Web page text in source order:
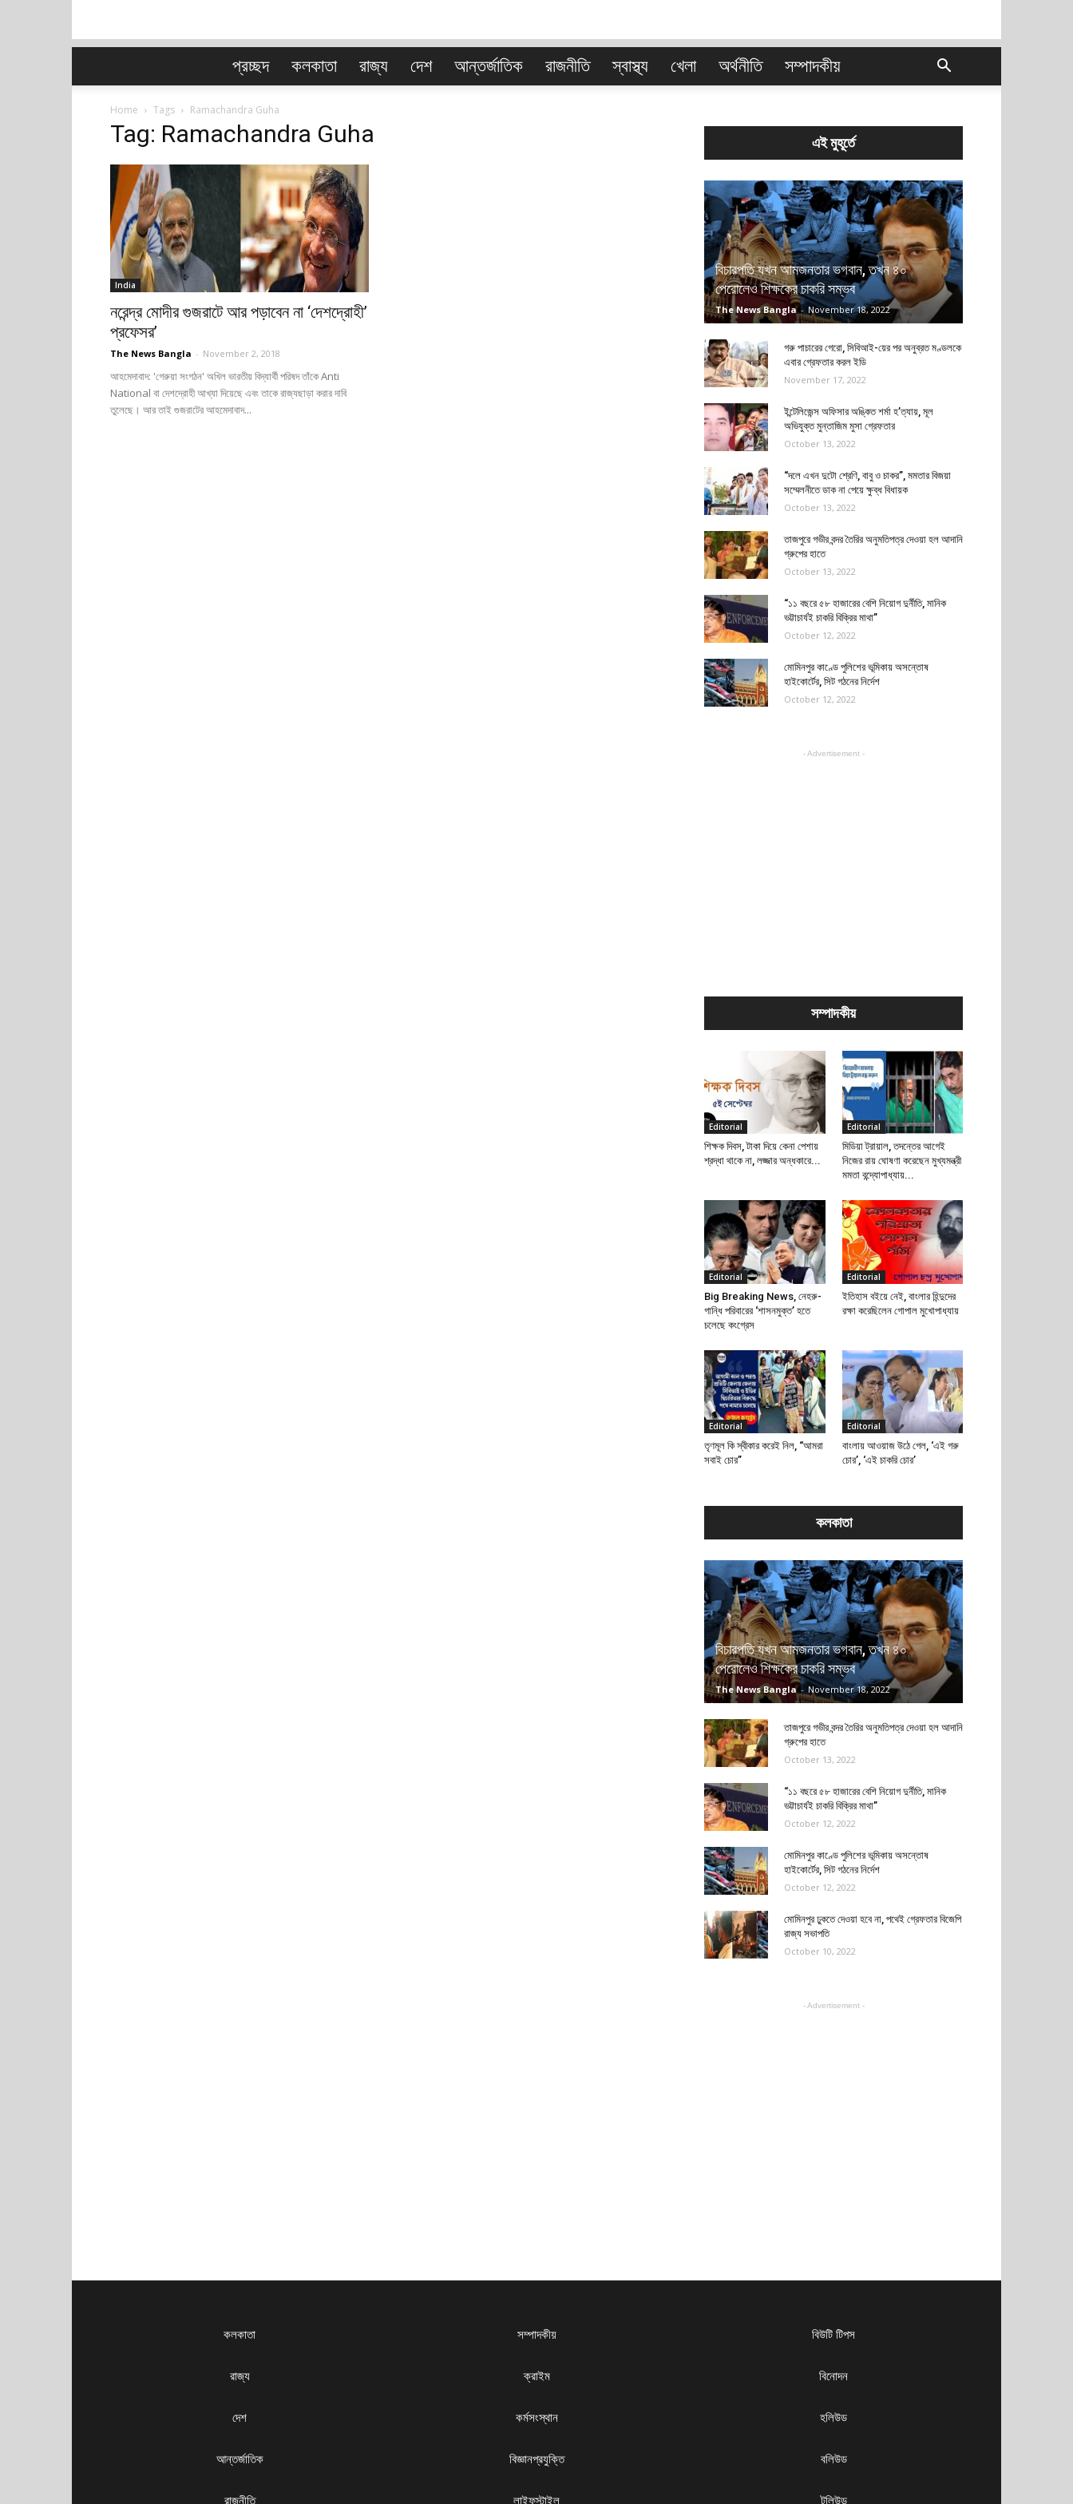
বাংলা
প্রচ্ছদ কলকাতা রাজ্য দেশ আন্তর্জাতিক রাজনীতি স্বাস্থ্য খেলা অর্থনীতি সম্পাদকীয়
Home Tags Ramachandra Guha
Tag: Ramachandra Guha
India
নরেন্দ্র মোদীর গুজরাটে আর পড়াবেন না ‘দেশদ্রোহী’
প্রফেসর’
The News Bangla - November 2, 2018
আহমেদাবাদ: 'গেরুয়া সংগঠন' অখিল ভারতীয় বিদ্যার্থী পরিষদ তাঁকে Anti
National বা দেশদ্রোহী আখ্যা দিয়েছে এবং তাকে রাজ্যছাড়া করার দাবি
তুলেছে। আর তাই গুজরাটের আহমেদাবাদ...
এই মুহূর্তে
বিচারপতি যখন আমজনতার ভগবান, তখন ৪০
পেরোলেও শিক্ষকের চাকরি সম্ভব
The News Bangla - November 18, 2022
গরু পাচারের গেরো, সিবিআই-য়ের পর অনুব্রত মণ্ডলকে
এবার গ্রেফতার করল ইডি
November 17, 2022
ইন্টেলিজেন্স অফিসার অঙ্কিত শর্মা হ’ত্যায়, মূল
অভিযুক্ত মুন্তাজিম মুসা গ্রেফতার
October 13, 2022
“দলে এখন দুটো শ্রেণি, বাবু ও চাকর”, মমতার বিজয়া
সম্মেলনীতে ডাক না পেয়ে ক্ষুব্ধ বিধায়ক
October 13, 2022
তাজপুরে গভীর বন্দর তৈরির অনুমতিপত্র দেওয়া হল আদানি
গ্রুপের হাতে
October 13, 2022
“১১ বছরে ৫৮ হাজারের বেশি নিয়োগ দুর্নীতি, মানিক
ভট্টাচার্যই চাকরি বিক্রির মাথা”
October 12, 2022
মোমিনপুর কাণ্ডে পুলিশের ভূমিকায় অসন্তোষ
হাইকোর্টের, সিট গঠনের নির্দেশ
October 12, 2022
- Advertisement -
সম্পাদকীয়
Editorial
শিক্ষক দিবস, টাকা দিয়ে কেনা পেশায়
শ্রদ্ধা থাকে না, লজ্জার অন্ধকারে...
Editorial
মিডিয়া ট্রায়াল, তদন্তের আগেই
নিজের রায় ঘোষণা করেছেন মুখ্যমন্ত্রী
মমতা বন্দ্যোপাধ্যায়...
Editorial
Big Breaking News, নেহরু-
গান্ধি পরিবারের ‘শাসনমুক্ত’ হতে
চলেছে কংগ্রেস
Editorial
ইতিহাস বইয়ে নেই, বাংলার হিন্দুদের
রক্ষা করেছিলেন গোপাল মুখোপাধ্যায়
Editorial
তৃণমূল কি স্বীকার করেই নিল, “আমরা
সবাই চোর”
Editorial
বাংলায় আওয়াজ উঠে গেল, ‘এই গরু
চোর’, ‘এই চাকরি চোর’
কলকাতা
বিচারপতি যখন আমজনতার ভগবান, তখন ৪০
পেরোলেও শিক্ষকের চাকরি সম্ভব
The News Bangla - November 18, 2022
তাজপুরে গভীর বন্দর তৈরির অনুমতিপত্র দেওয়া হল আদানি
গ্রুপের হাতে
October 13, 2022
“১১ বছরে ৫৮ হাজারের বেশি নিয়োগ দুর্নীতি, মানিক
ভট্টাচার্যই চাকরি বিক্রির মাথা”
October 12, 2022
মোমিনপুর কাণ্ডে পুলিশের ভূমিকায় অসন্তোষ
হাইকোর্টের, সিট গঠনের নির্দেশ
October 12, 2022
মোমিনপুর ঢুকতে দেওয়া হবে না, পথেই গ্রেফতার বিজেপি
রাজ্য সভাপতি
October 10, 2022
- Advertisement -
কলকাতা
রাজ্য
দেশ
আন্তর্জাতিক
রাজনীতি
সম্পাদকীয়
ক্রাইম
কর্মসংস্থান
বিজ্ঞানপ্রযুক্তি
লাইফস্টাইল
বিউটি টিপস
বিনোদন
হলিউড
বলিউড
টলিউড